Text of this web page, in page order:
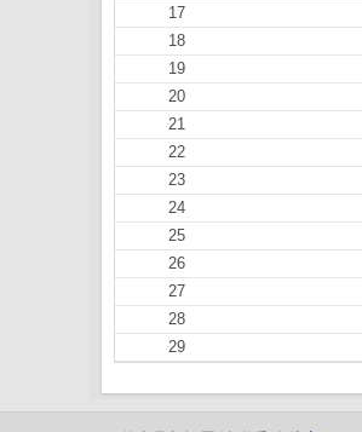
17
18
19
20
21
22
23
24
25
26
27
28
29